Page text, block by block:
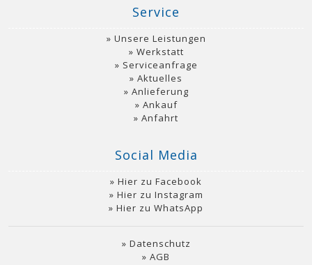
Service
Unsere Leistungen
Werkstatt
Serviceanfrage
Aktuelles
Anlieferung
Ankauf
Anfahrt
Social Media
Hier zu Facebook
Hier zu Instagram
Hier zu WhatsApp
Datenschutz
AGB